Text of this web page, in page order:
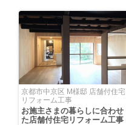
京都市中京区 M様邸 店舗付住宅
リフォーム工事
お施主さまの暮らしに合わせ
た店舗付住宅リフォーム工事